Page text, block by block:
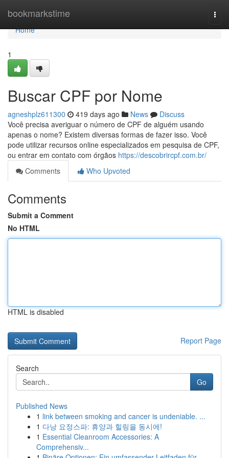
bookmarkstime
Home
Home
1
Buscar CPF por Nome
agneshplz611300 419 days ago News
Discuss
Você precisa averiguar o número de CPF de alguém usando
apenas o nome? Existem diversas formas de fazer isso. Você
pode utilizar recursos online especializados em pesquisa de CPF,
ou entrar em contato com órgãos https://descobrircpf.com.br/
Comments
Who Upvoted
Comments
Submit a Comment
No HTML
HTML is disabled
Report Page
Search
Go
Published News
1 link between smoking and cancer is undeniable. ...
1 다낭 요정스파: 휴양과 힐링을 동시에!
1 Essential Cleanroom Accessories: A
Comprehensiv...